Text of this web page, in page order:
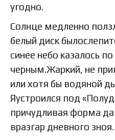
угодно.
Солнце медленно
белый диск
синее небо казалось
черным.Жаркий, не
или хотя бы водяной
Яустроился под
причудливая форма
вразгар дневного зноя.